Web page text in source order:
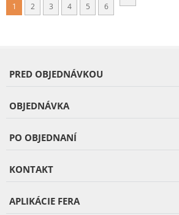
1 2 3 4 5 6
PRED OBJEDNÁVKOU
OBJEDNÁVKA
PO OBJEDNANÍ
KONTAKT
APLIKÁCIE FERA